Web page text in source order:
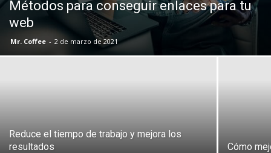
Métodos para conseguir enlaces para tu
web
Mr. Coffee - 2 de marzo de 2021
Reduce el tiempo de trabajo y mejora los
resultados
Cómo